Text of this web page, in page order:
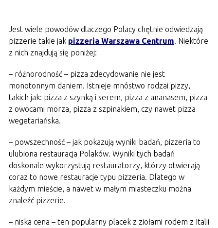
Jest wiele powodów dlaczego Polacy chętnie odwiedzają
pizzerie takie jak pizzeria Warszawa Centrum. Niektóre
z nich znajdują się poniżej:
– różnorodność – pizza zdecydowanie nie jest
monotonnym daniem. Istnieje mnóstwo rodzai pizzy,
takich jak: pizza z szynką i serem, pizza z ananasem, pizza
z owocami morza, pizza z szpinakiem, czy nawet pizza
wegetariańska.
– powszechność – jak pokazują wyniki badań, pizzeria to
ulubiona restauracja Polaków. Wyniki tych badań
doskonale wykorzystują restauratorzy, którzy otwierają
coraz to nowe restauracje typu pizzeria. Dlatego w
każdym mieście, a nawet w małym miasteczku można
znaleźć pizzerie.
– niska cena – ten popularny placek z ziołami rodem z Italii